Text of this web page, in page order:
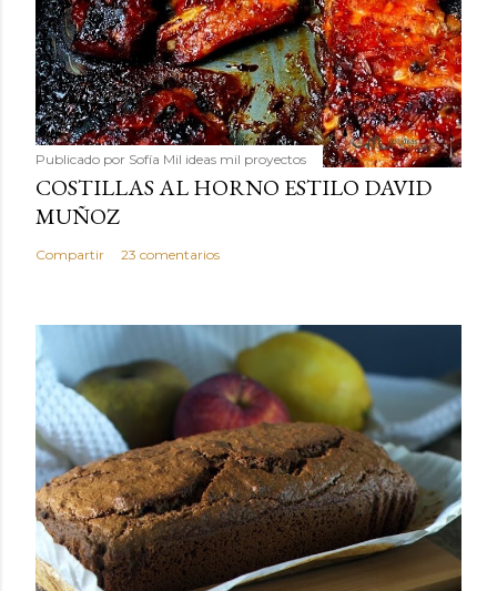
Publicado por Sofía Mil ideas mil proyectos
COSTILLAS AL HORNO ESTILO DAVID
MUÑOZ
Compartir 23 comentarios